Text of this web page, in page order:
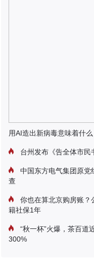
用AI造出新病毒意味着什
台州发布《告全体市民
中国东方电气集团原党
查
你也在算北京购房账
籍社保1年
“秋一杯”火爆，茶百道
300%